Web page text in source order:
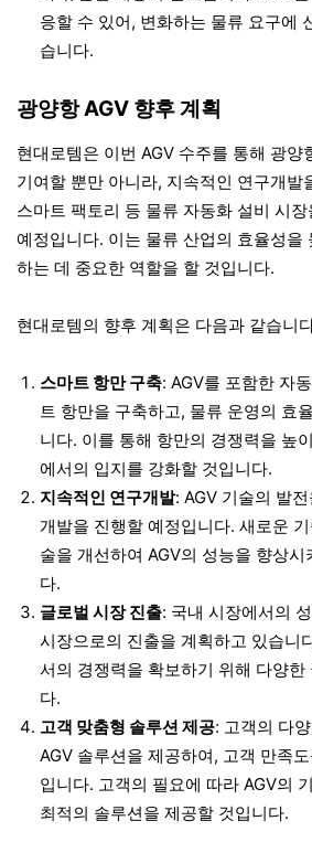
응할 수 있어, 변화하는 물류 요구에
습니다.
광양항 AGV 향후 계획
현대로템은 이번 AGV 수주를 통해 광양
기여할 뿐만 아니라, 지속적인 연구개발
스마트 팩토리 등 물류 자동화 설비 시
예정입니다. 이는 물류 산업의 효율성을
하는 데 중요한 역할을 할 것입니다.
현대로템의 향후 계획은 다음과 같습니
스마트 항만 구축: AGV를 포함한 자
트 항만을 구축하고, 물류 운영의 효
니다. 이를 통해 항만의 경쟁력을 높
에서의 입지를 강화할 것입니다.
지속적인 연구개발: AGV 기술의 발
개발을 진행할 예정입니다. 새로운
술을 개선하여 AGV의 성능을 향상
다.
글로벌 시장 진출: 국내 시장에서의
시장으로의 진출을 계획하고 있습니
서의 경쟁력을 확보하기 위해 다양한
다.
고객 맞춤형 솔루션 제공: 고객의 다
AGV 솔루션을 제공하여, 고객 만족
입니다. 고객의 필요에 따라 AGV의
최적의 솔루션을 제공할 것입니다.